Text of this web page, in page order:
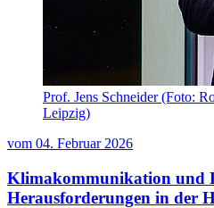
Prof. Jens Schneider (Foto:
Leipzig)
vom 04. Februar 2026
Klimakommunikation und
Herausforderungen in der